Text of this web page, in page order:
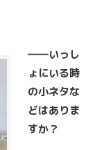
――いっし
ょにいる時
の小ネタな
どはありま
すか？